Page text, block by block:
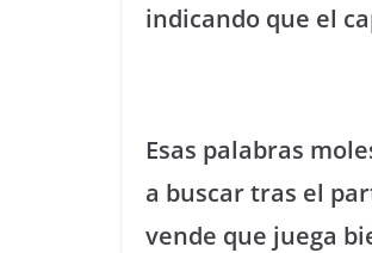
indicando que el
Esas palabras
a buscar tras el
vende que juega